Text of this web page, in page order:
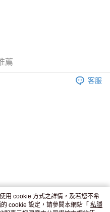
作天到店，7天內取。逾期後
薦
客服
用 cookie 方式之詳情，及若您不希
cookie 設定，請參閱本網站「 私隱